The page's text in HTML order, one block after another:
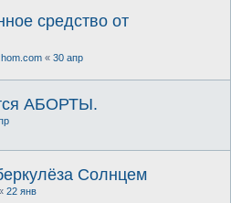
средство от
« 30 апр
АБОРТЫ.
Солнцем
22 янв